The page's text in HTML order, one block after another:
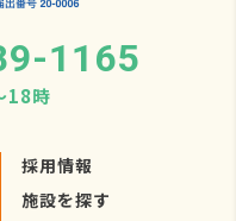
1165
18時
採用情報
施設を探す